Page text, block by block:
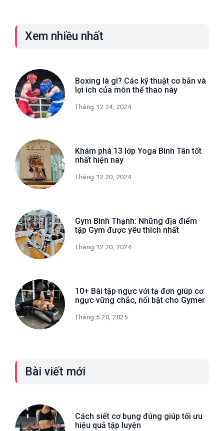
Xem nhiều nhất
Boxing là gì? Các kỹ thuật cơ bản và
lợi ích của môn thể thao này
Tháng 12 24, 2024
Khám phá 13 lớp Yoga Bình Tân tốt
nhất hiện nay
Tháng 12 20, 2024
Gym Bình Thạnh: Những địa điểm
tập Gym được yêu thích nhất
Tháng 12 20, 2024
10+ Bài tập ngực với tạ đơn giúp cơ
ngực vững chắc, nổi bật cho Gymer
Tháng 5 20, 2025
Bài viết mới
Cách siết cơ bụng đúng giúp tối ưu
hiệu quả tập luyện